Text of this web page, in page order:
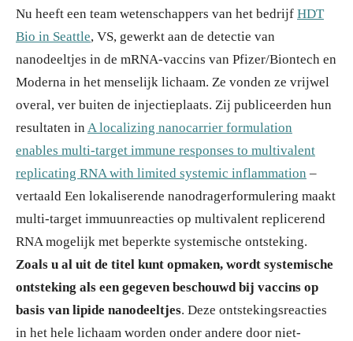
Nu heeft een team wetenschappers van het bedrijf HDT
Bio in Seattle, VS, gewerkt aan de detectie van
nanodeeltjes in de mRNA-vaccins van Pfizer/Biontech en
Moderna in het menselijk lichaam. Ze vonden ze vrijwel
overal, ver buiten de injectieplaats. Zij publiceerden hun
resultaten in A localizing nanocarrier formulation
enables multi-target immune responses to multivalent
replicating RNA with limited systemic inflammation –
vertaald Een lokaliserende nanodragerformulering maakt
multi-target immuunreacties op multivalent replicerend
RNA mogelijk met beperkte systemische ontsteking.
Zoals u al uit de titel kunt opmaken, wordt systemische
ontsteking als een gegeven beschouwd bij vaccins op
basis van lipide nanodeeltjes. Deze ontstekingsreacties
in het hele lichaam worden onder andere door niet-